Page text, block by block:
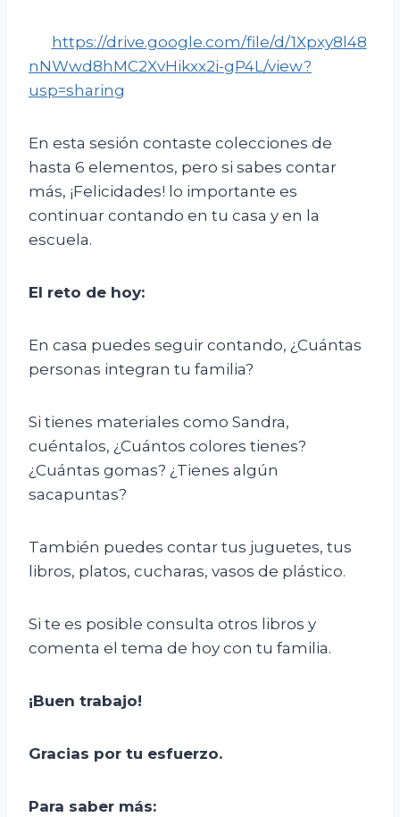
https://drive.google.com/file/d/1Xpxy8l48
nNWwd8hMC2XvHikxx2i-gP4L/view?
usp=sharing
En esta sesión contaste colecciones de
hasta 6 elementos, pero si sabes contar
más, ¡Felicidades! lo importante es
continuar contando en tu casa y en la
escuela.
El reto de hoy:
En casa puedes seguir contando, ¿Cuántas
personas integran tu familia?
Si tienes materiales como Sandra,
cuéntalos, ¿Cuántos colores tienes?
¿Cuántas gomas? ¿Tienes algún
sacapuntas?
También puedes contar tus juguetes, tus
libros, platos, cucharas, vasos de plástico.
Si te es posible consulta otros libros y
comenta el tema de hoy con tu familia.
¡Buen trabajo!
Gracias por tu esfuerzo.
Para saber más: